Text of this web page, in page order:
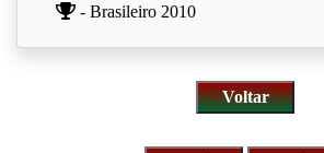
- Brasileiro 2010